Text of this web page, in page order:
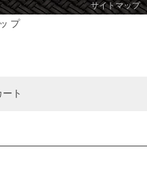
サイトマップ
プ
ート